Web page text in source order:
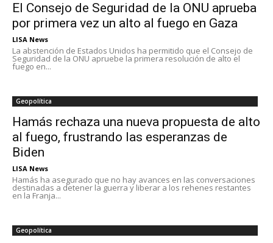
El Consejo de Seguridad de la ONU aprueba
por primera vez un alto al fuego en Gaza
LISA News
La abstención de Estados Unidos ha permitido que el Consejo de
Seguridad de la ONU apruebe la primera resolución de alto el
fuego en...
Geopolítica
Hamás rechaza una nueva propuesta de alto
al fuego, frustrando las esperanzas de
Biden
LISA News
Hamás ha asegurado que no hay avances en las conversaciones
destinadas a detener la guerra y liberar a los rehenes restantes
en la Franja...
Geopolítica